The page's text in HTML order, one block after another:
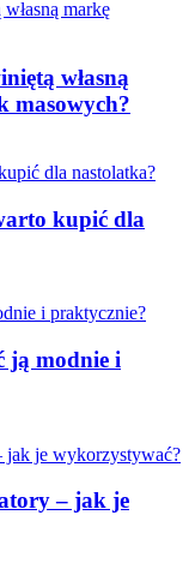
własną
masowych?
kupić dla
ją modnie i
– jak je